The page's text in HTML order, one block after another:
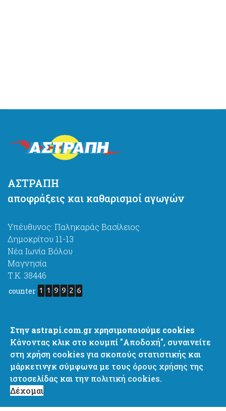
ΑΣΤΡΑΠΗ
αποφράξεις και καθαρισμοί αγωγών
Υπέυθυνος: Παληκαράς Βασίλειος
Δημοκρίτου 11-13
Νέα Ιωνία Βόλου
Μαγνησία
Τ.Κ. 38446
counter
http://www.astrapi.com.gr
+ 30 6977637444
+ 30 2421067444
+ 30 2421082751
Cookie Policy
Στην astrapi.com.gr χρησιμοποιούμε cookies
Κάνοντας κλικ στο κουμπί "Αποδοχή", συναινείτε
στη χρήση cookies για σκοπούς στατιστικής και
μάρκετινγκ σύμφωνα με τους όρους χρήσης της
ιστοσελίδας και την πολιτική cookies.
Δέχομαι